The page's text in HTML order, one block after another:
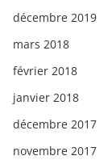
décembre 2019
mars 2018
février 2018
janvier 2018
décembre 2017
novembre 2017